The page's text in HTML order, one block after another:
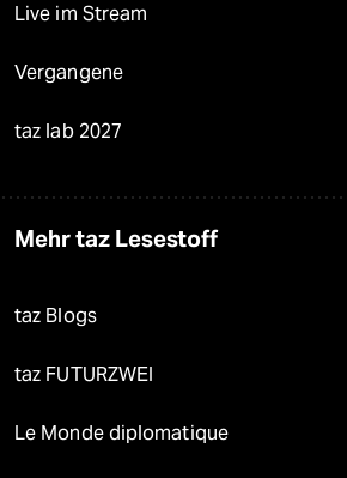
Live im Stream
Vergangene
taz lab 2027
Mehr taz Lesestoff
taz Blogs
taz FUTURZWEI
Le Monde diplomatique